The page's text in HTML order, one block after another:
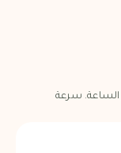
الساعة. سرعة